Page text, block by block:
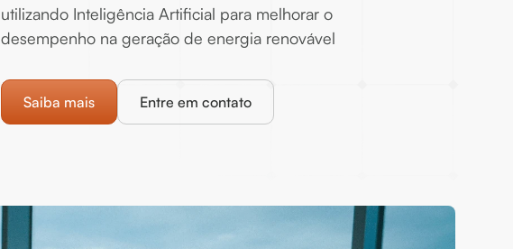
utilizando Inteligência Artificial para melhorar o
desempenho na geração de energia renovável
Saiba mais Entre em contato